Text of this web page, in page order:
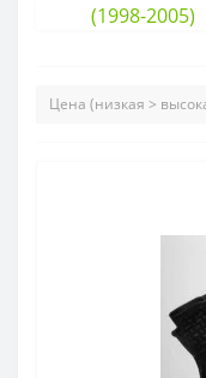
(1998-2005)